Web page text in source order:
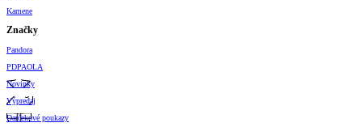
Kamene
Značky
Pandora
PDPAOLA
Novinky
Výpredaj
Darčekové poukazy